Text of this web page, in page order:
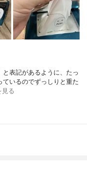
表記があるように、たっ
いるのでずっしりと重た
見る